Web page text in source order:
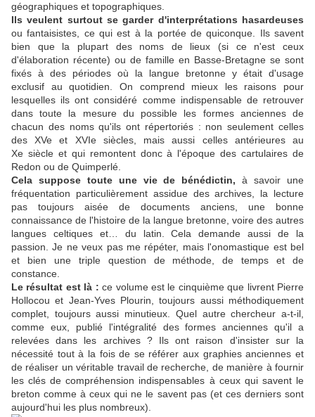
géographiques et topographiques.
Ils veulent surtout se garder d'interprétations hasardeuses
ou fantaisistes, ce qui est à la portée de quiconque. Ils savent
bien que la plupart des noms de lieux (si ce n'est ceux
d'élaboration récente) ou de famille en Basse-Bretagne se sont
fixés à des périodes où la langue bretonne y était d'usage
exclusif au quotidien. On comprend mieux les raisons pour
lesquelles ils ont considéré comme indispensable de retrouver
dans toute la mesure du possible les formes anciennes de
chacun des noms qu'ils ont répertoriés : non seulement celles
des XVe et XVIe siècles, mais aussi celles antérieures au
Xe siècle et qui remontent donc à l'époque des cartulaires de
Redon ou de Quimperlé.
Cela suppose toute une vie de bénédictin, à savoir une
fréquentation particulièrement assidue des archives, la lecture
pas toujours aisée de documents anciens, une bonne
connaissance de l'histoire de la langue bretonne, voire des autres
langues celtiques et… du latin. Cela demande aussi de la
passion. Je ne veux pas me répéter, mais l'onomastique est bel
et bien une triple question de méthode, de temps et de
constance.
Le résultat est là : ce volume est le cinquième que livrent Pierre
Hollocou et Jean-Yves Plourin, toujours aussi méthodiquement
complet, toujours aussi minutieux. Quel autre chercheur a-t-il,
comme eux, publié l'intégralité des formes anciennes qu'il a
relevées dans les archives ? Ils ont raison d'insister sur la
nécessité tout à la fois de se référer aux graphies anciennes et
de réaliser un véritable travail de recherche, de manière à fournir
les clés de compréhension indispensables à ceux qui savent le
breton comme à ceux qui ne le savent pas (et ces derniers sont
aujourd'hui les plus nombreux).